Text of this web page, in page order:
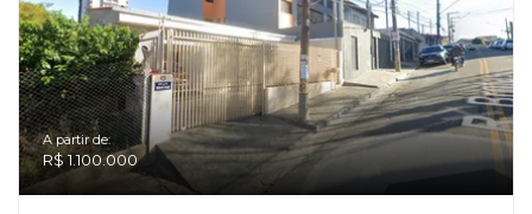
A partir de:
R$ 1.100.000